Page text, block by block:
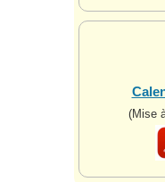
(Mise